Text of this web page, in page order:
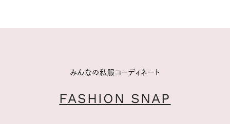
みんなの私服コーディネート
FASHION SNAP